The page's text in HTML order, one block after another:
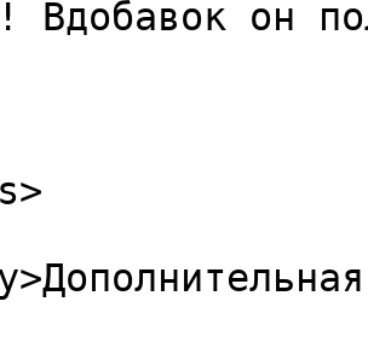
Вдобавок он